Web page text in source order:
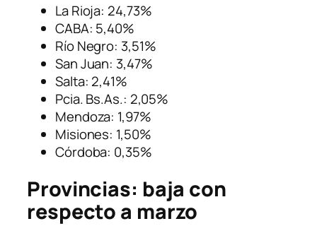
La Rioja: 24,73%
CABA: 5,40%
Río Negro: 3,51%
San Juan: 3,47%
Salta: 2,41%
Pcia. Bs.As.: 2,05%
Mendoza: 1,97%
Misiones: 1,50%
Córdoba: 0,35%
Provincias: baja con
respecto a marzo